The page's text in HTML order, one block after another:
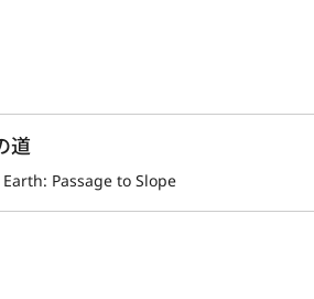
道
Passage to Slope